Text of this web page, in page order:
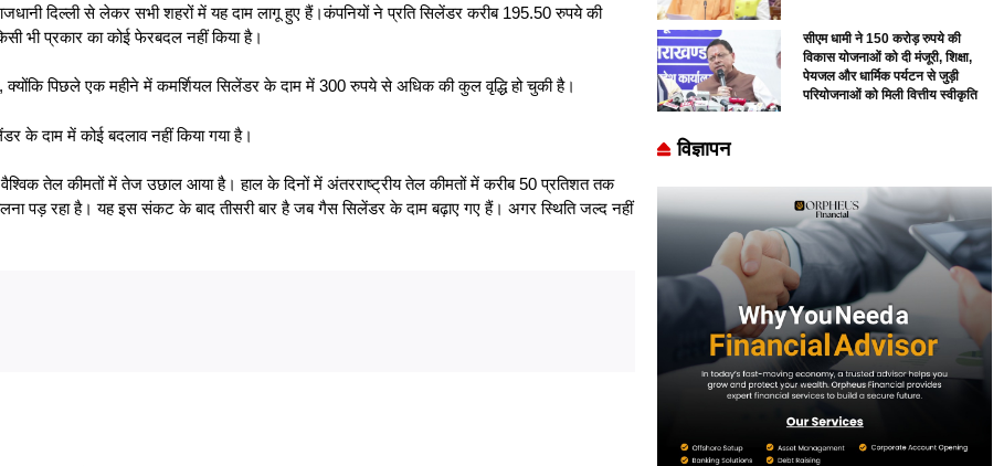
दिल्ली से लेकर सभी शहरों में यह दाम लागू हुए हैं।कंपनियों ने प्रति सिलेंडर करीब 195.50 रुपये की
भी प्रकार का कोई फेरबदल नहीं किया है।
पिछले एक महीने में कमर्शियल सिलेंडर के दाम में 300 रुपये से अधिक की कुल वृद्धि हो चुकी है।
के दाम में कोई बदलाव नहीं किया गया है।
तेल कीमतों में तेज उछाल आया है। हाल के दिनों में अंतरराष्ट्रीय तेल कीमतों में करीब 50 प्रतिशत तक
पड़ रहा है। यह इस संकट के बाद तीसरी बार है जब गैस सिलेंडर के दाम बढ़ाए गए हैं। अगर स्थिति जल्द नहीं
सीएम धामी ने 150 करोड़ रुपये की
विकास योजनाओं को दी मंजूरी, शिक्षा,
पेयजल और धार्मिक पर्यटन से जुड़ी
परियोजनाओं को मिली वित्तीय स्वीकृति
विज्ञापन